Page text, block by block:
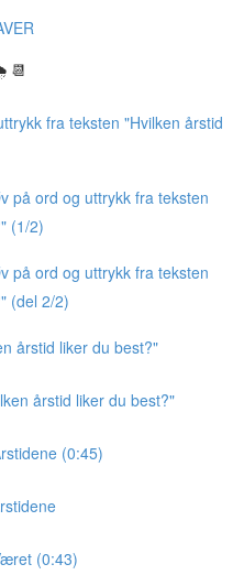
📆
fra teksten "Hvilken årstid
på ord og uttrykk fra teksten
(1/2)
på ord og uttrykk fra teksten
(del 2/2)
årstid liker du best?"
årstid liker du best?"
(0:45)
(0:43)